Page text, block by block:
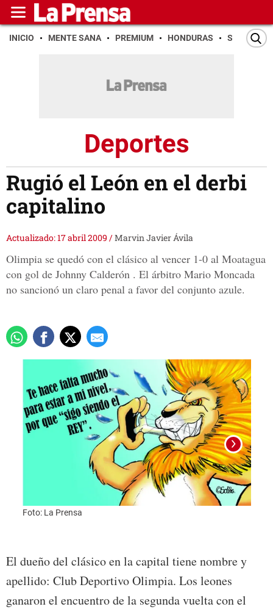
INICIO MENTE SANA PREMIUM HONDURAS SAN PEDRO
Deportes
Rugió el León en el derbi
capitalino
Actualizado: 17 abril 2009 /Marvin Javier Ávila
Olimpia se quedó con el clásico al vencer 1-0 al Moatagua
con gol de Johnny Calderón . El árbitro Mario Moncada
no sancionó un claro penal a favor del conjunto azule.
Foto: La Prensa
El dueño del clásico en la capital tiene nombre y
apellido: Club Deportivo Olimpia. Los leones
ganaron el encuentro de la segunda vuelta con el